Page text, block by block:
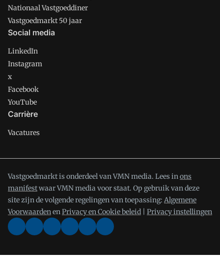
Nationaal Vastgoeddiner
Vastgoedmarkt 50 jaar
Social media
LinkedIn
Instagram
x
Facebook
YouTube
Carrière
Vacatures
Vastgoedmarkt is onderdeel van VMN media. Lees inons
manifestwaar VMN media voor staat. Op gebruik van deze
site zijn de volgende regelingen van toepassing: Algemene
VoorwaardenenPrivacy en Cookie beleid Privacy instellingen